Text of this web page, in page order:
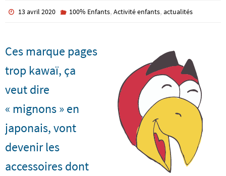
13 avril 2020 100% Enfants, Activité enfants, actualités
Ces marque pages
trop kawaï, ça
veut dire
« mignons » en
japonais, vont
devenir les
accessoires dont